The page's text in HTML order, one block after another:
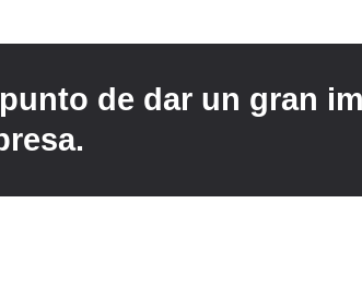
de dar un gran